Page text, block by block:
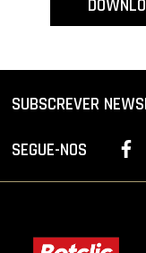
PROJETOS
LIGA BETCLIC
SUBSCREVER
SEGUE-NOS